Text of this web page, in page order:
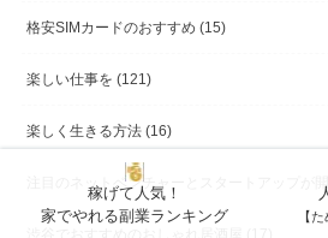
格安SIMカードのおすすめ (15)
楽しい仕事を (121)
楽しく生きる方法 (16)
注目のネットベンチャーとスタートアップが
稼げて人気！
家でやれる副業ランキング
【